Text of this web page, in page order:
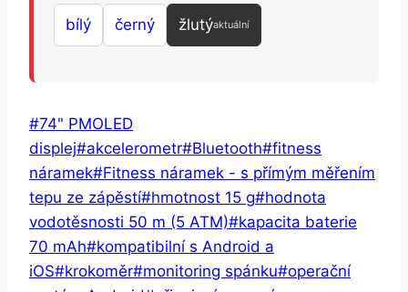
bílý černý žlutýaktuální
Štítky
příspěvků:
#74" PMOLED
displej#akcelerometr#Bluetooth#fitness
náramek#Fitness náramek - s přímým měřením
tepu ze zápěstí#hmotnost 15 g#hodnota
vodotěsnosti 50 m (5 ATM)#kapacita baterie
70 mAh#kompatibilní s Android a
iOS#krokoměr#monitoring spánku#operační